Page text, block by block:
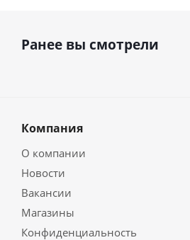
Ранее вы смотрели
Компания
О компании
Новости
Вакансии
Магазины
Конфиденциальность